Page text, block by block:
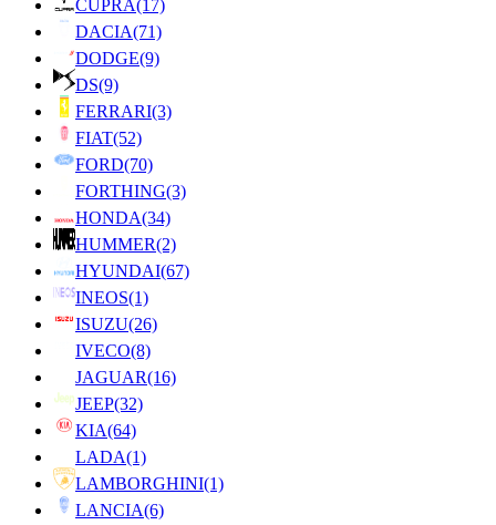
CUPRA(17)
DACIA(71)
DODGE(9)
DS(9)
FERRARI(3)
FIAT(52)
FORD(70)
FORTHING(3)
HONDA(34)
HUMMER(2)
HYUNDAI(67)
INEOS(1)
ISUZU(26)
IVECO(8)
JAGUAR(16)
JEEP(32)
KIA(64)
LADA(1)
LAMBORGHINI(1)
LANCIA(6)